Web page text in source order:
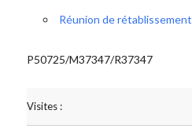
Réunion de rétablissement
P50725/M37347/R37347
Visites :